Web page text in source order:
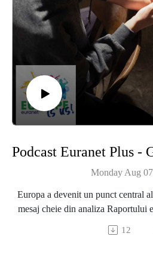
muzicieni să răzbată?” au
ALLOVER, Luca Dragu, şi
Cultura din cadrul Biroului
Enuş.
Monday Aug
Europa a devenit un punct central
mesaj cheie din analiza Raportului
din 2023 este că impactul
acum observat aproape oriunde în
12